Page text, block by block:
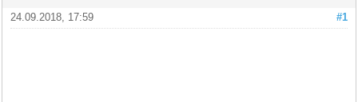
#1
24.09.2018, 17:59